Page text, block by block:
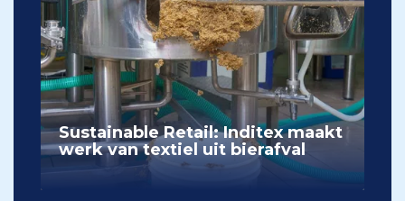
Sustainable Retail: Inditex maakt
werk van textiel uit bierafval